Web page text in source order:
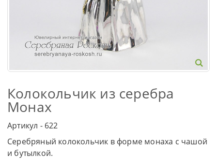
Колокольчик из серебра
Монах
Артикул - 622
Серебряный колокольчик в форме монаха с чашой
и бутылкой.